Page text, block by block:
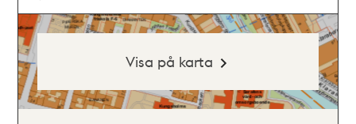
Visa på karta